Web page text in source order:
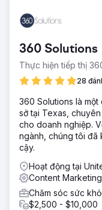
360 Solutions
Thực hiện tiếp thị
28
360 Solutions là
sở tại Texas,
cho doanh nghiệp.
ngành, chúng tôi đã
cậy.
Hoạt động tại
Content
Chăm sóc sức
$2,500 - $10,000